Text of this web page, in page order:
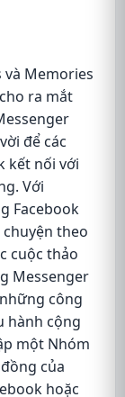
và Memories
ra mắt
để các
kết nối với
Với
Facebook
theo
cuộc thảo
Messenger
công
hành cộng
một Nhóm
của
hoặc